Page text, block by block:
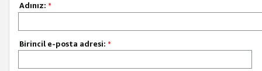
Adınız: *
Birincil e-posta adresi: *